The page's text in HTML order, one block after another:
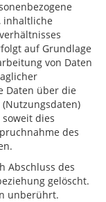
inhaltliche
auf Grundlage
von Daten
Daten über die
dies
des
Abschluss des
gelöscht.
unberührt.